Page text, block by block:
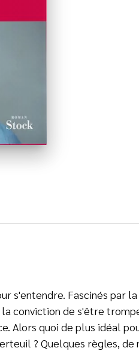
s'entendre. Fascinés par
conviction de s'être
Alors quoi de plus idéal
? Quelques règles, de